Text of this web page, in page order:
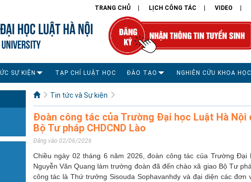
TRANG CHỦ LỊCH CÔNG TÁC VIDEO
HỌC LUẬT HÀ NỘI
SỰ KIỆN TẠP CHÍ LUẬT HỌC ĐÀO TẠO NGHIÊN CỨU KHOA HỌC
Tin tức và Sự kiện
Đoàn công tác của Trường Đại học Luật Hà Nội
Bộ Tư pháp CHDCND Lào
Đăng vào 02/06/2026
Chiều ngày 02 tháng 6 năm 2026, đoàn công tác của Trường Đại
Nguyễn Văn Quang làm trưởng đoàn đã đến chào xã giao Bộ Tư
công tác là Thứ trưởng Sisouda Sophavanhdy và đại diện các